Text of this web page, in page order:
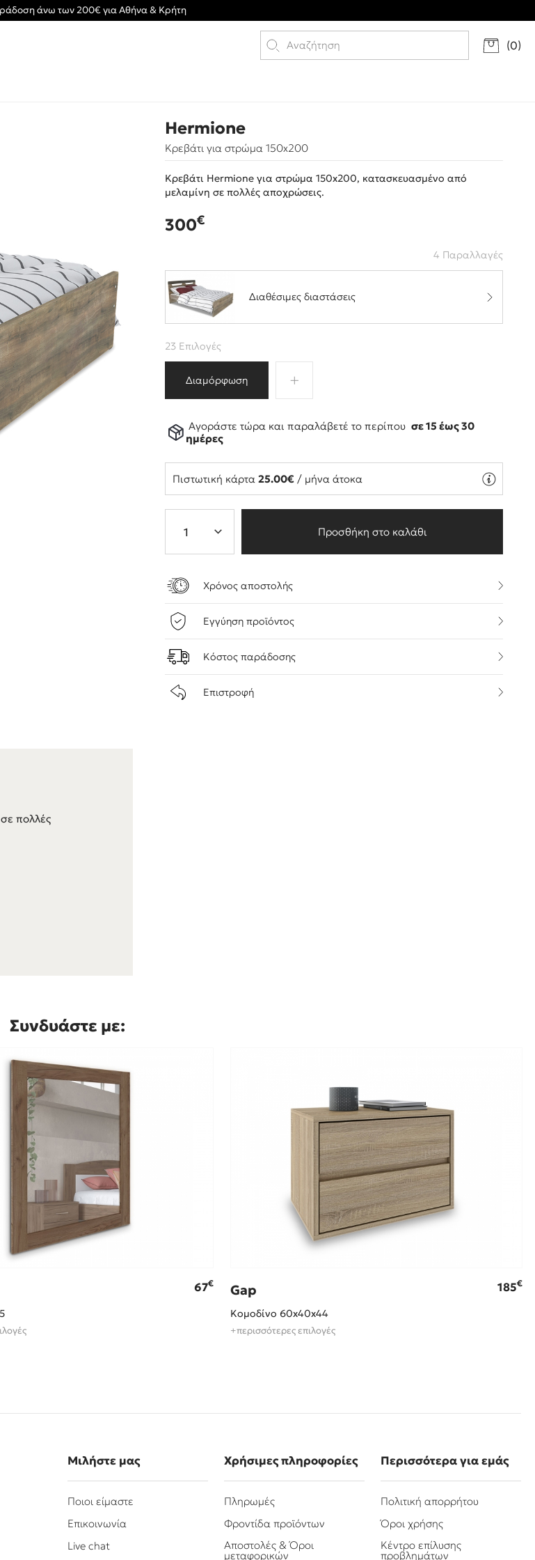
άνω των 200€ για Αθήνα & Κρήτη
(0)
πολλές
Hermione
Κρεβάτι για στρώμα 150x200
Κρεβάτι Hermione για στρώμα 150x200, κατασκευασμένο από
μελαμίνη σε πολλές αποχρώσεις.
300€
4 Παραλλαγές
Διαθέσιμες διαστάσεις
Διαμόρφωση
23 Επιλογές
Αγοράστε τώρα και παραλάβετέ το περίπου σε 15 έως 30
ημέρες
Πιστωτική κάρτα25.00€ / μήνα άτοκα
Προσθήκη στο καλάθι
Χρόνος αποστολής
Εγγύηση προϊόντος
Κόστος παράδοσης
Επιστροφή
Συνδυάστε με:
67€ Gap 185€
Κομοδίνο 60x40x44
+περισσότερες επιλογές
Μιλήστε μας
Ποιοι είμαστε
Επικοινωνία
Live chat
Χρήσιμες πληροφορίες
Πληρωμές
Φροντίδα προϊόντων
Αποστολές & Όροι
μεταφορικών
Περισσότερα για εμάς
Πολιτική απορρήτου
Όροι χρήσης
Κέντρο επίλυσης
προβλημάτων